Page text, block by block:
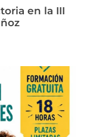
en la III